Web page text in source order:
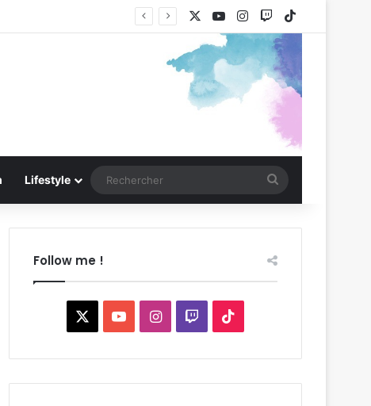
YouTubeInstagram
Twitch
Lifestyle
Follow me !
YouTubeInstagram
Twitch